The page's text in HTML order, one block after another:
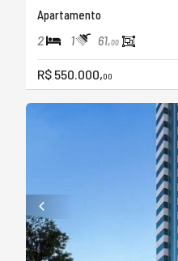
Apartamento
2 1 61,00
R$ 550.000,00